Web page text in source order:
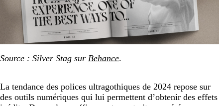
Source : Silver Stag sur Behance.
La tendance des polices ultragothiques de 2024 repose sur
des outils numériques qui lui permettent d’obtenir des effets